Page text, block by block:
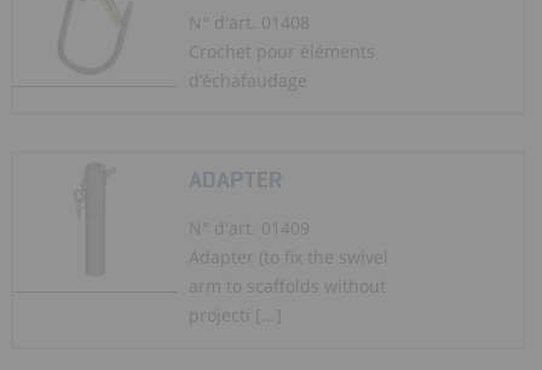
N° d'art. 01408
Crochet pour éléments
d’échafaudage
ADAPTER
N° d'art. 01409
Adapter (to fix the swivel
arm to scaffolds without
projecti [...]